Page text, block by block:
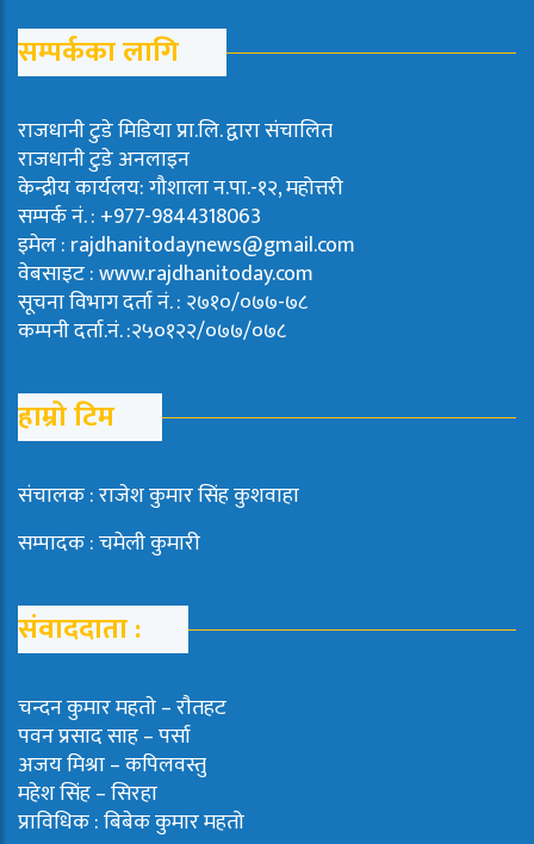
सम्पर्कका लागि
राजधानी टुडे मिडिया प्रा.लि. द्वारा संचालित
राजधानी टुडे अनलाइन
केन्द्रीय कार्यलय: गौशाला न.पा.-१२, महोत्तरी
सम्पर्क नं. : +977-9844318063
इमेल : rajdhanitodaynews@gmail.com
वेबसाइट : www.rajdhanitoday.com
सूचना विभाग दर्ता नं. : २७१०/०७७-७८
कम्पनी दर्ता.नं. :२५०१२२/०७७/०७८
हाम्रो टिम
संचालक : राजेश कुमार सिंह कुशवाहा
सम्पादक : चमेली कुमारी
संवाददाता :
चन्दन कुमार महताे – राैतहट
पवन प्रसाद साह – पर्सा
अजय मिश्रा – कपिलवस्तु
महेश सिंह – सिरहा
प्राविधिक : बिबेक कुमार महतो